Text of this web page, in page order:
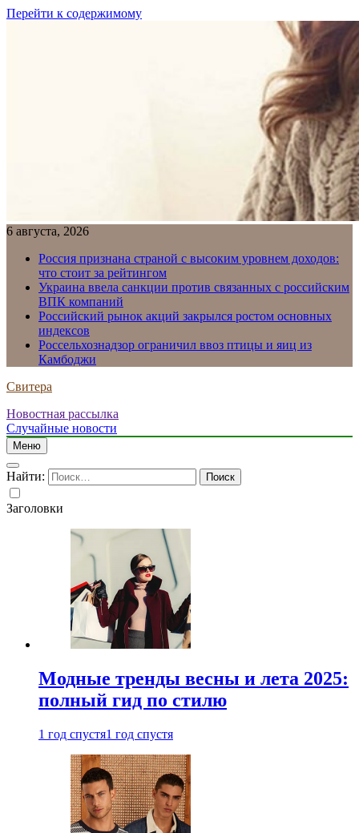
Перейти к содержимому
6 августа, 2026
Россия признана страной с высоким уровнем доходов:
что стоит за рейтингом
Украина ввела санкции против связанных с российским
ВПК компаний
Российский рынок акций закрылся ростом основных
индексов
Россельхознадзор ограничил ввоз птицы и яиц из
Камбоджи
Свитера
Новостная рассылка
Случайные новости
Меню
Найти:
Заголовки
Модные тренды весны и лета 2025:
полный гид по стилю
1 год спустя1 год спустя